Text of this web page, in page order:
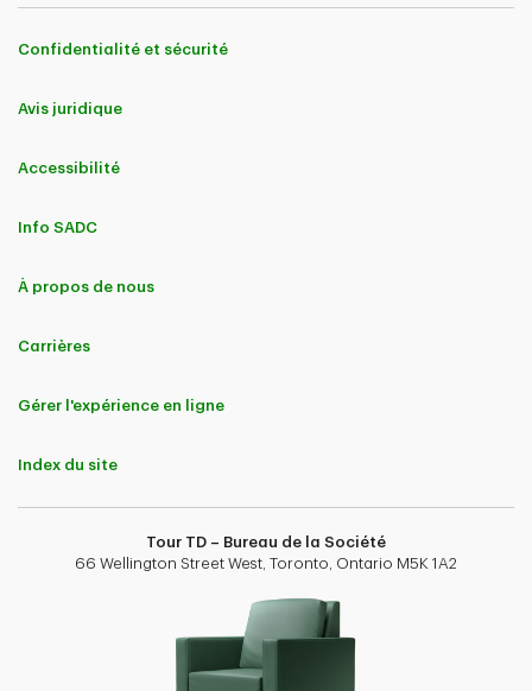
Confidentialité et sécurité
Avis juridique
Accessibilité
Info SADC
À propos de nous
Carrières
Gérer l'expérience en ligne
Index du site
Tour TD – Bureau de la Société
66 Wellington Street West, Toronto, Ontario M5K 1A2